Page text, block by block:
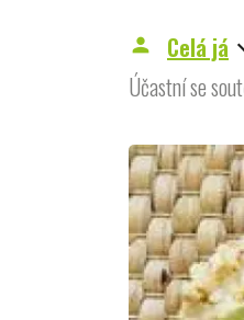
person
Celá já
Účastní se